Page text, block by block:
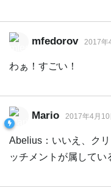
mfedorov 2017年
わぁ！すごい！
Mario 2017年4月10
Abelius：いいえ、ク
ッチメントが属してい